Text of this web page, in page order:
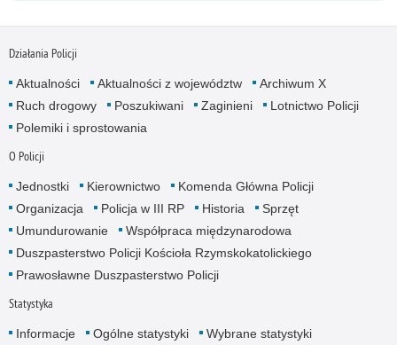
Działania Policji
Aktualności Aktualności z województw
Archiwum X
Ruch drogowy
Poszukiwani Zaginieni
Lotnictwo Policji
Polemiki i sprostowania
O Policji
Jednostki Kierownictwo
Komenda Główna Policji
Organizacja
Policja w III RP Historia
Sprzęt
Umundurowanie
Współpraca międzynarodowa
Duszpasterstwo Policji Kościoła Rzymskokatolickiego
Prawosławne Duszpasterstwo Policji
Statystyka
Informacje Ogólne statystyki
Wybrane statystyki